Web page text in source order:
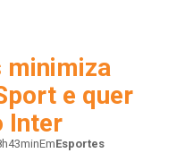
minimiza
e quer
Inter
EmEsportes